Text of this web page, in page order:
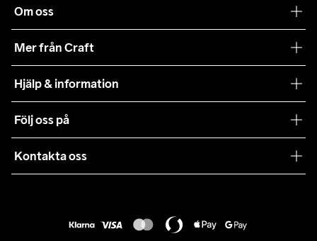
Om oss
Mer från Craft
Teamwear
Hållbarhet
Samarbeten
Hjälp & information
Våra köpvillkor
Retur
Följ oss på
Kontakta oss